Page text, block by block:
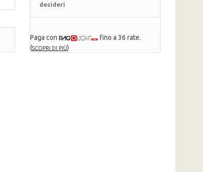
desideri
Paga con
fino a 36 rate.
(SCOPRI DI PIÙ)